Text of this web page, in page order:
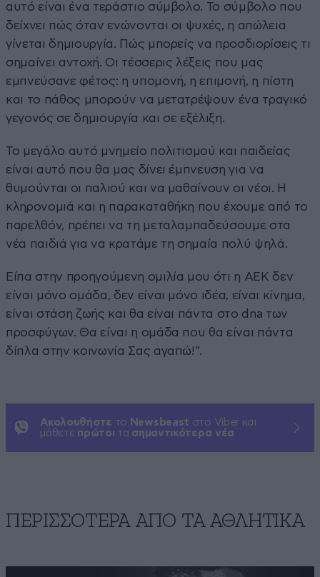
αυτό είναι ένα τεράστιο σύμβολο. Το σύμβολο που
δείχνει πώς όταν ενώνονται οι ψυχές, η απώλεια
γίνεται δημιουργία. Πώς μπορείς να προσδιορίσεις τι
σημαίνει αντοχή. Οι τέσσερις λέξεις που μας
εμπνεύσανε φέτος: η υπομονή, η επιμονή, η πίστη
και το πάθος μπορούν να μετατρέψουν ένα τραγικό
γεγονός σε δημιουργία και σε εξέλιξη.
Το μεγάλο αυτό μνημείο πολιτισμού και παιδείας
είναι αυτό που θα μας δίνει έμπνευση για να
θυμούνται οι παλιού και να μαθαίνουν οι νέοι. Η
κληρονομιά και η παρακαταθήκη που έχουμε από το
παρελθόν, πρέπει να τη μεταλαμπαδεύσουμε στα
νέα παιδιά για να κρατάμε τη σημαία πολύ ψηλά.
Είπα στην προηγούμενη ομιλία μου ότι η ΑΕΚ δεν
είναι μόνο ομάδα, δεν είναι μόνο ιδέα, είναι κίνημα,
είναι στάση ζωής και θα είναι πάντα στο dna των
προσφύγων. Θα είναι η ομάδα που θα είναι πάντα
δίπλα στην κοινωνία Σας αγαπώ!”.
Ακολουθήστε το Newsbeast στο Viber και
μάθετε πρώτοι τα σημαντικότερα νέα
ΠΕΡΙΣΣΟΤΕΡΑ ΑΠΟ ΤA ΑΘΛΗΤΙΚΑ